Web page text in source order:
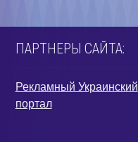
ПАРТНЕРЫ САЙТА:
Рекламный Украинский
портал